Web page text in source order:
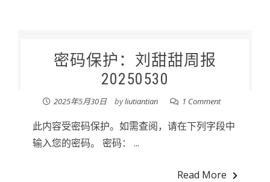
密码保护：刘甜甜周报
20250530
2025年5月30日 byliutiantian 1 Comment
此内容受密码保护。如需查阅，请在下列字段中
输入您的密码。 密码： ...
Read More